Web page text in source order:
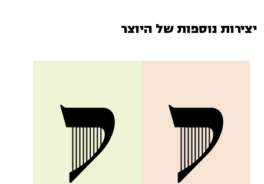
יצירות נוספות של היוצר